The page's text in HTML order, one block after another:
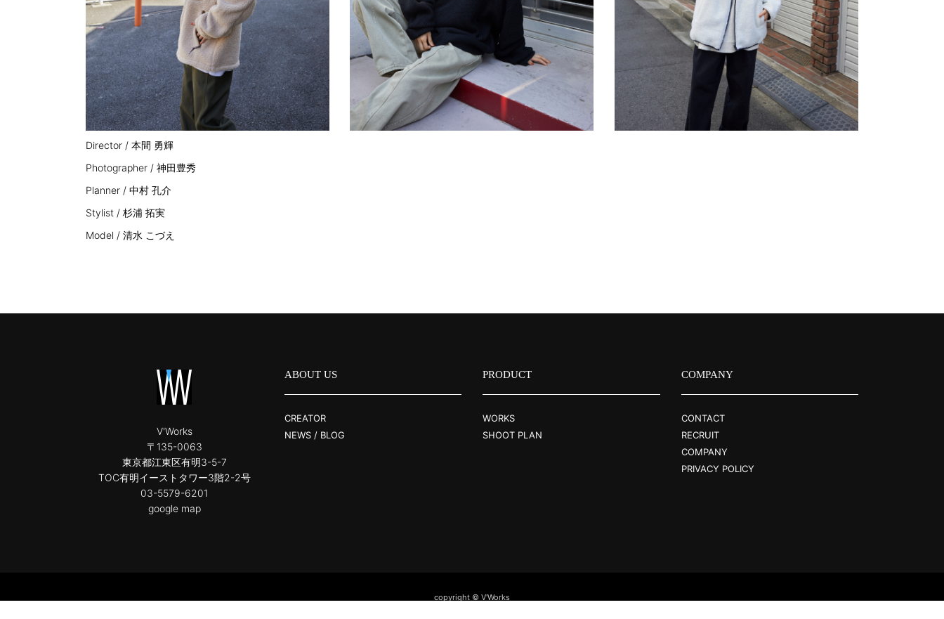
Director / 本間 勇輝
Photographer / 神田豊秀
Planner / 中村 孔介
Stylist / 杉浦 拓実
Model / 清水 こづえ
V'Works
〒135-0063
東京都江東区有明3-5-7
TOC有明イーストタワー3階2-2号
03-5579-6201
google map
ABOUT US
CREATOR
NEWS / BLOG
PRODUCT
WORKS
SHOOT PLAN
COMPANY
CONTACT
RECRUIT
COMPANY
PRIVACY POLICY
copyright © V'Works